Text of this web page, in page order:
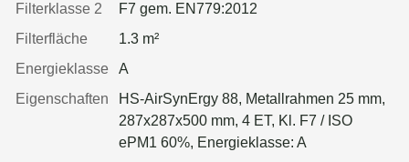
Filterklasse 2
F7 gem. EN779:2012
Filterfläche
1.3 m²
Energieklasse
A
Eigenschaften
HS-AirSynErgy 88, Metallrahmen 25 mm,
287x287x500 mm, 4 ET, Kl. F7 / ISO
ePM1 60%, Energieklasse: A